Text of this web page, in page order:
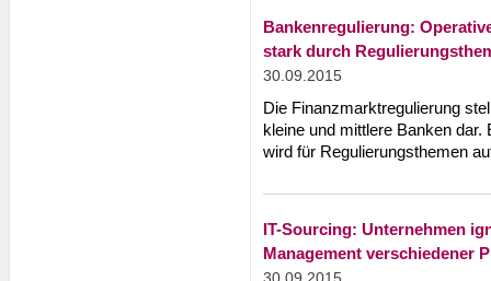
Bankenregulierung:
stark durch
30.09.2015
Die Finanzmarktregulierung
kleine und mittlere Banken
wird für Regulierungsthemen
IT-Sourcing: Unternehmen
Management verschiedener